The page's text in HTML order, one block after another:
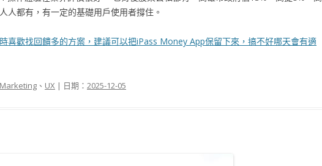
人都有，有一定的基礎用戶使用者撐住。
喜歡找回饋多的方案，建議可以把iPass Money App保留下來，搞不好哪天會有適
Marketing 、 UX | 日期： 2025-12-05